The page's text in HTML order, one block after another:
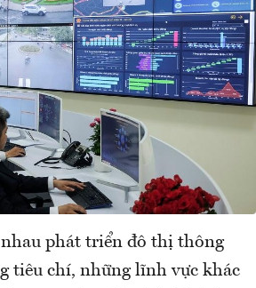
phát triển đô thị thông
tiêu chí, những lĩnh vực khác